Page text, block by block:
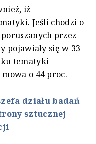
iż
Jeśli chodzi o
przez
pojawiały się w 33
tematyki
o 44 proc.
działu badań
sztucznej